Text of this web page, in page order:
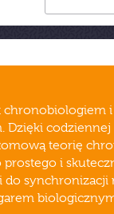
chronobiologiem i
codziennej
teorię
prostego i
do synchronizacji